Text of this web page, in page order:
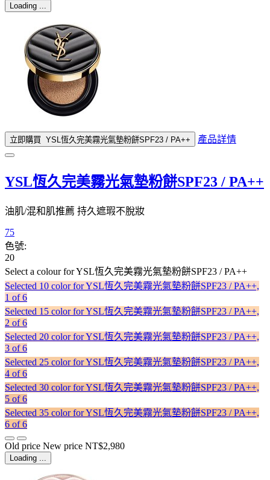
Loading ...
立即購買 YSL恆久完美霧光氣墊粉餅SPF23 / PA++ 產品詳情
YSL恆久完美霧光氣墊粉餅SPF23 / PA++
油肌/混和肌推薦 持久遮瑕不脫妝
75
色號:
20
Select a colourfor YSL恆久完美霧光氣墊粉餅SPF23 / PA++
Selected 10 color for YSL恆久完美霧光氣墊粉餅SPF23 / PA++,
1 of 6
Selected 15 color for YSL恆久完美霧光氣墊粉餅SPF23 / PA++,
2 of 6
Selected 20 color for YSL恆久完美霧光氣墊粉餅SPF23 / PA++,
3 of 6
Selected 25 color for YSL恆久完美霧光氣墊粉餅SPF23 / PA++,
4 of 6
Selected 30 color for YSL恆久完美霧光氣墊粉餅SPF23 / PA++,
5 of 6
Selected 35 color for YSL恆久完美霧光氣墊粉餅SPF23 / PA++,
6 of 6
Old price New price NT$2,980
Loading ...